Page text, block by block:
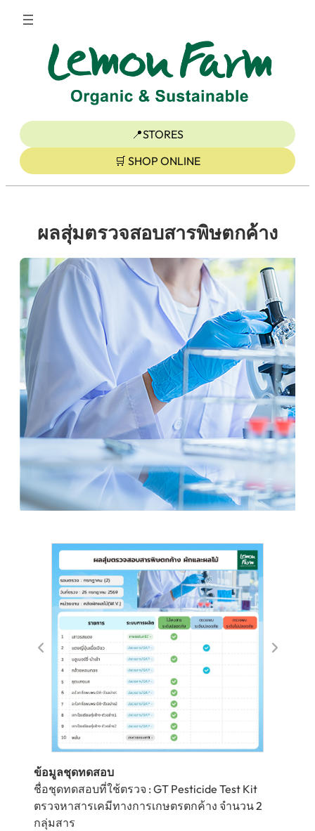
ข้าม
📍STORES
🛒 SHOP ONLINE
ผลสุ่มตรวจสอบสารพิษตกค้าง
ข้อมูลชุดทดสอบ
ชื่อชุดทดสอบที่ใช้ตรวจ : GT Pesticide Test Kit
ตรวจหาสารเคมีทางการเกษตรตกค้าง จำนวน 2
กลุ่มสาร